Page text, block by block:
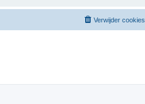
Verwijder cookies